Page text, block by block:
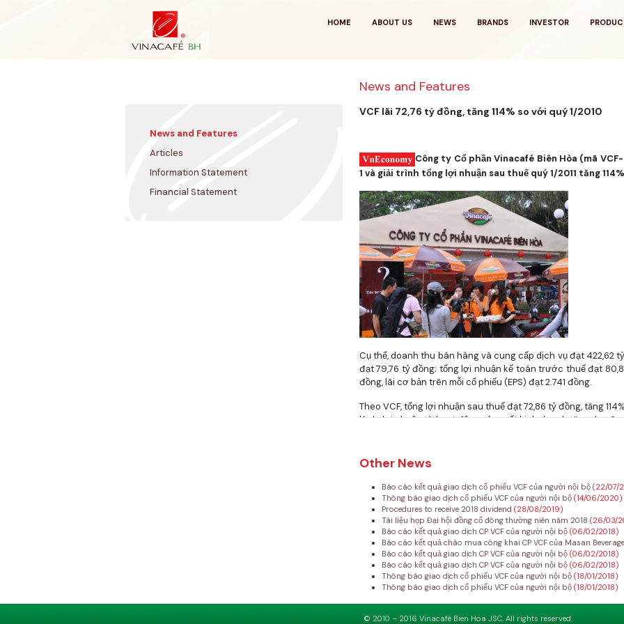
HOME ABOUT US NEWS BRANDS INVESTOR
News and Features
News and Features
Articles
Information Statement
Financial Statement
VCF lãi 72,76 tỷ đồng, tăng 114% so với quý 1/2010
Công ty Cổ phần Vinacafé Biên Hòa (mã
1 và giải trình tổng lợi nhuận sau thuế quý 1/2011 tăng
Cụ thể, doanh thu bán hàng và cung cấp dịch vụ đạt 422,62
đạt 79,76 tỷ đồng; tổng lợi nhuận kế toán trước thuế đạt
đồng, lãi cơ bản trên mỗi cổ phiếu (EPS) đạt 2.741 đồng.
Theo VCF, tổng lợi nhuận sau thuế đạt 72,86 tỷ đồng, tăng
là do lợi nhuận từ hoạt động sản xuất kinh doanh tăng do
Sản lượng tiêu thụ tăng so với cùng kỳ năm 2010 do cà phê
tăng 7%. Đặc biệt trong quý 1/2011 sản lượng tiêu thụ xuất
trên 100%.
Về chi phí đầu vào do công ty dự báo tốt tình hình tăng giá
nguyên vật liệu chủ yếu trong năm 2010 khi giá chưa biến
nhuận từ hoạt động tài chính nhờ lãi suất tiền gửi tăng và
Doanh thu thuần năm 2010 đạt 1.301,664 tỷ đồng; lợi nhuận
đồng và 161,56 tỷ đồng; thu nhập trên mỗi cổ phần đạt 6.079
Other News
Báo cáo kết quả giao dịch cổ phiếu VCF của người nội bộ (22/07/
Thông báo giao dịch cổ phiếu VCF của người nội bộ (14/06/2020)
Procedures to receive 2018 dividend (28/08/2019)
Tài liệu họp Đại hội đồng cổ đông thường niên năm 2018 (26/03/
Báo cáo kết quả giao dịch CP VCF của người nội bộ (06/02/2018)
Báo cáo kết quả chào mua công khai CP VCF của Masan Beverage
Báo cáo kết quả giao dịch CP VCF của người nội bộ (06/02/2018)
Báo cáo kết quả giao dịch CP VCF của người nội bộ (06/02/2018)
Thông báo giao dịch cổ phiếu VCF của người nội bộ (18/01/2018)
Thông báo giao dịch cổ phiếu VCF của người nội bộ (18/01/2018)
© 2010 – 2016 Vinacafé Bien Hoa JSC. All rights reserved.